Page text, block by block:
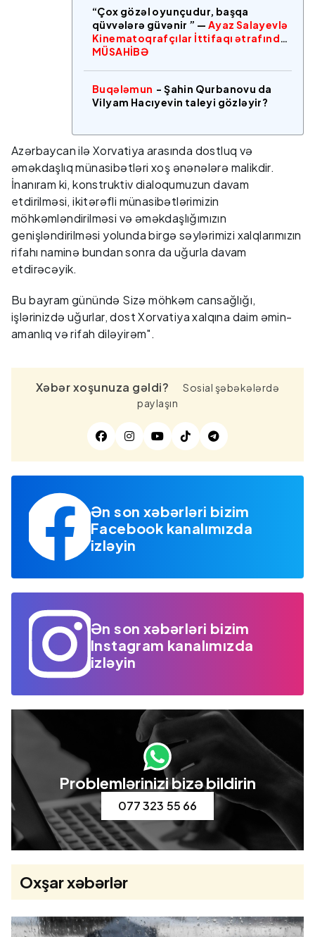
“Çox gözəl oyunçudur, başqa
qüvvələrə güvənir ” — Ayaz Salayevlə
Kinematoqrafçılar İttifaqı ətrafında
MÜSAHİBƏ
Buqələmun - Şahin Qurbanovu da
Vilyam Hacıyevin taleyi gözləyir?
Azərbaycan ilə Xorvatiya arasında dostluq və
əməkdaşlıq münasibətləri xoş ənənələrə malikdir.
İnanıram ki, konstruktiv dialoqumuzun davam
etdirilməsi, ikitərəfli münasibətlərimizin
möhkəmləndirilməsi və əməkdaşlığımızın
genişləndirilməsi yolunda birgə səylərimizi xalqlarımızın
rifahı naminə bundan sonra da uğurla davam
etdirəcəyik.
Bu bayram günündə Sizə möhkəm cansağlığı,
işlərinizdə uğurlar, dost Xorvatiya xalqına daim əmin-
amanlıq və rifah diləyirəm".
Xəbər xoşunuza gəldi?
Sosial şəbəkələrdə
paylaşın
Ən son xəbərləri bizim
Facebook kanalımızda
izləyin
Ən son xəbərləri bizim
Instagram kanalımızda
izləyin
Problemlərinizi bizə bildirin
077 323 55 66
Oxşar xəbərlər